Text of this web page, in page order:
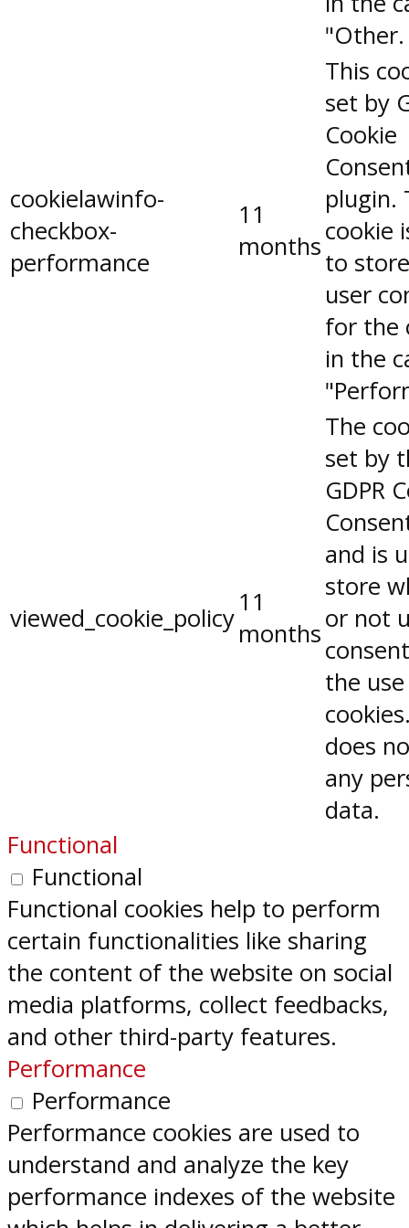
"Other.
cookielawinfo-
checkbox-
performance
11
months
This
set by
Cookie
plugin.
cookie
to
user
for the
in the
viewed_cookie_policy
11
months
The
set by
GDPR
and is
store
or not
the
does
any
data.
Functional
Functional
Functional cookies help to perform
certain functionalities like sharing
the content of the website on social
media platforms, collect feedbacks,
and other third-party features.
Performance
Performance
Performance cookies are used to
understand and analyze the key
performance indexes of the website